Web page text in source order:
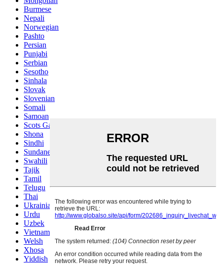
Burmese
Nepali
Norwegian
Pashto
Persian
Punjabi
Serbian
Sesotho
Sinhala
Slovak
Slovenian
Somali
Samoan
Scots Gaelic
Shona
Sindhi
Sundanese
Swahili
Tajik
Tamil
Telugu
Thai
Ukrainian
Urdu
Uzbek
Vietnamese
Welsh
Xhosa
Yiddish